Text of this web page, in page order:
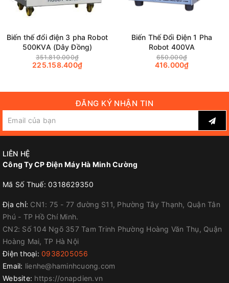
Biến thế đổi điện 3 pha Robot
500KVA (Dây Đồng)
351.810.000₫
225.158.400₫
Biến Thế Đổi Điện 1 Pha
Robot 400VA
650.000₫
416.000₫
ĐĂNG KÝ NHẬN TIN
LIÊN HỆ
Công Ty CP Điện Máy Hà Minh Cường
Mã Số Thuế: 0318629350
Địa chỉ: CN1: 75 - 77 đường S11, Phường Tây Thạnh, Quận Tân
Phú - TP Hồ Chí Minh.
CN2: Số 104 Ngõ 357 Tam Trinh Phường Hoàng Văn Thụ, Quận
Hoàng Mai, TP Hà Nội
Điện thoại: 0938205056
Email: lienhe@haminhcuong.com
Website: https://onapdien.vn